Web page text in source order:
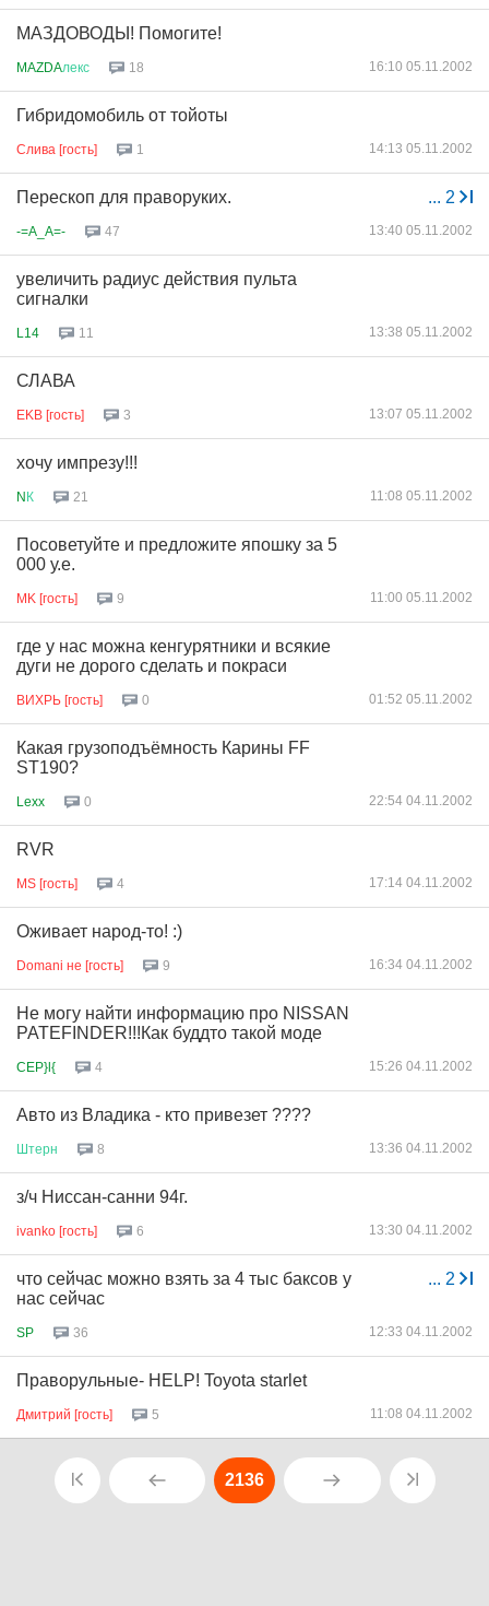
МАЗДОВОДЫ! Помогите!
MAZDAлекс 18 16:10 05.11.2002
Гибридомобиль от тойоты
Слива [гость] 1 14:13 05.11.2002
... 2
Перескоп для праворуких.
-=A_A=- 47 13:40 05.11.2002
увеличить радиус действия пульта
сигналки
L14 11 13:38 05.11.2002
СЛАВА
EKB [гость] 3 13:07 05.11.2002
хочу импрезу!!!
NК 21 11:08 05.11.2002
Посоветуйте и предложите япошку за 5
000 у.е.
MK [гость] 9 11:00 05.11.2002
где у нас можна кенгурятники и всякие
дуги не дорого сделать и покраси
ВИХРЬ [гость] 0 01:52 05.11.2002
Какая грузоподъёмность Карины FF
ST190?
Lexx 0 22:54 04.11.2002
RVR
MS [гость] 4 17:14 04.11.2002
Оживает народ-то! :)
Domani не [гость] 9 16:34 04.11.2002
Не могу найти информацию про NISSAN
PATEFINDER!!!Как буддто такой моде
CEP}l{ 4 15:26 04.11.2002
Авто из Владика - кто привезет ????
Штерн 8 13:36 04.11.2002
з/ч Ниссан-санни 94г.
ivanko [гость] 6 13:30 04.11.2002
... 2
что сейчас можно взять за 4 тыс баксов у
нас сейчас
SP 36 12:33 04.11.2002
Праворульные- HELP! Toyota starlet
Дмитрий [гость] 5 11:08 04.11.2002
2136